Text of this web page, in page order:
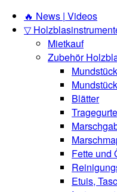
🔥 News | Videos
▽
Mietkauf
Zubehör
Blätter
Tragegurte
Fette und
Etuis,